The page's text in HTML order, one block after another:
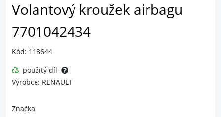
Volantový kroužek airbagu
7701042434
Kód: 113644
použitý díl
Výrobce: RENAULT
Značka